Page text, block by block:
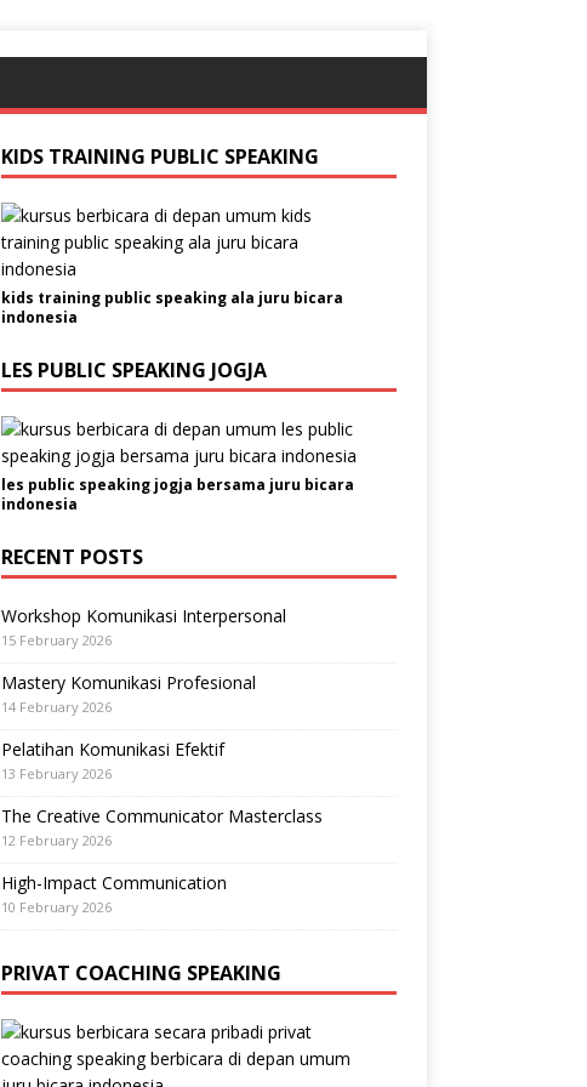
KIDS TRAINING PUBLIC SPEAKING
kids training public speaking ala juru bicara
indonesia
LES PUBLIC SPEAKING JOGJA
les public speaking jogja bersama juru bicara
indonesia
RECENT POSTS
Workshop Komunikasi Interpersonal
15 February 2026
Mastery Komunikasi Profesional
14 February 2026
Pelatihan Komunikasi Efektif
13 February 2026
The Creative Communicator Masterclass
12 February 2026
High-Impact Communication
10 February 2026
PRIVAT COACHING SPEAKING